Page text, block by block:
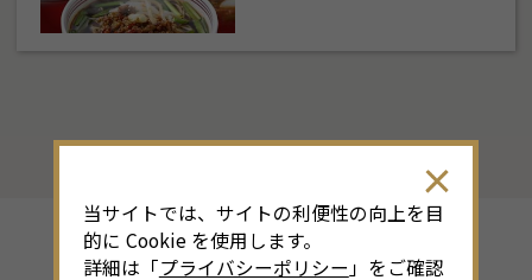
当サイトでは、サイトの利便性の向上を目
的に Cookie を使用します。
詳細は「プライバシーポリシー 」をご確認